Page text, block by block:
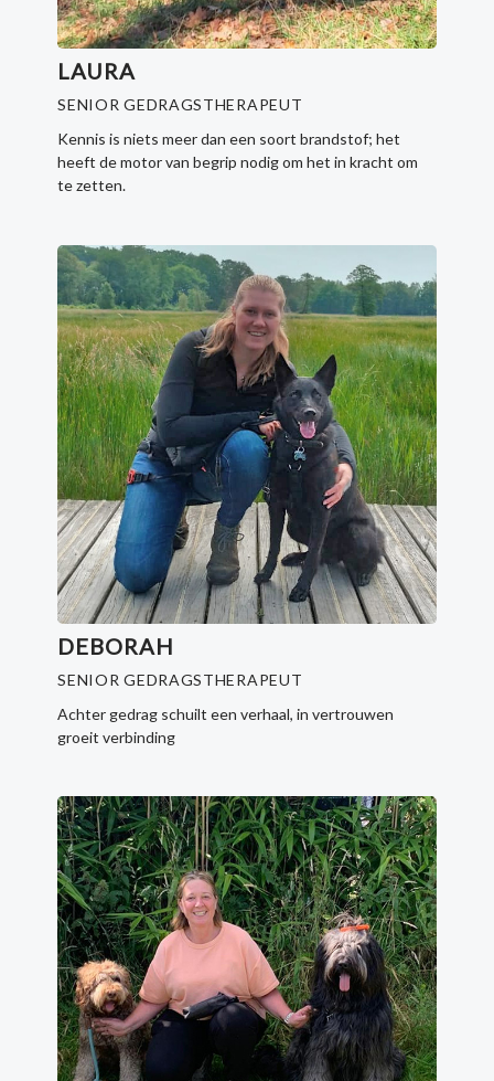
LAURA
SENIOR GEDRAGSTHERAPEUT
Kennis is niets meer dan een soort brandstof; het
heeft de motor van begrip nodig om het in kracht om
te zetten.
DEBORAH
SENIOR GEDRAGSTHERAPEUT
Achter gedrag schuilt een verhaal, in vertrouwen
groeit verbinding